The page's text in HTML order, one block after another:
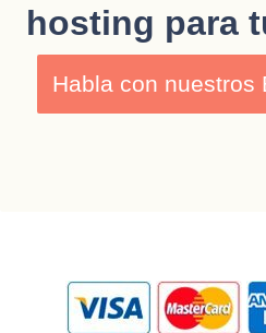
hosting para
Habla con nuestros